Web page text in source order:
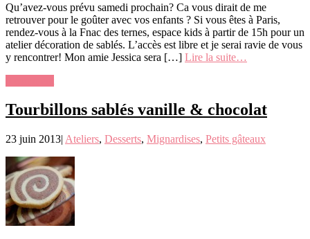
Qu’avez-vous prévu samedi prochain? Ca vous dirait de me
retrouver pour le goûter avec vos enfants ? Si vous êtes à Paris,
rendez-vous à la Fnac des ternes, espace kids à partir de 15h pour un
atelier décoration de sablés. L’accès est libre et je serai ravie de vous
y rencontrer! Mon amie Jessica sera […] Lire la suite…
Tourbillons sablés vanille & chocolat
23 juin 2013| Ateliers, Desserts, Mignardises, Petits gâteaux